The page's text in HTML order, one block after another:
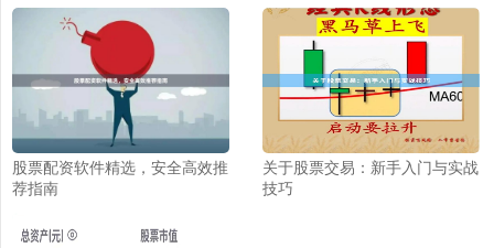
股票配资软件精选，安全高效推
荐指南
关于股票交易：新手入门与实战
技巧